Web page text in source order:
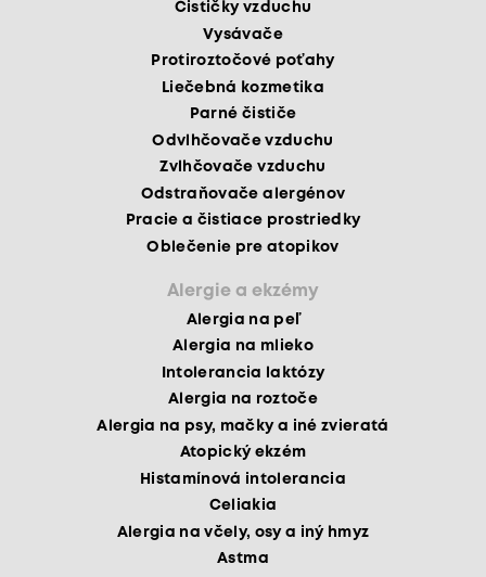
Čističky vzduchu
Vysávače
Protiroztočové poťahy
Liečebná kozmetika
Parné čističe
Odvlhčovače vzduchu
Zvlhčovače vzduchu
Odstraňovače alergénov
Pracie a čistiace prostriedky
Oblečenie pre atopikov
Alergie a ekzémy
Alergia na peľ
Alergia na mlieko
Intolerancia laktózy
Alergia na roztoče
Alergia na psy, mačky a iné zvieratá
Atopický ekzém
Histamínová intolerancia
Celiakia
Alergia na včely, osy a iný hmyz
Astma